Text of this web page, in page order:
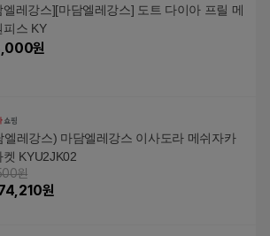
엘레강스][마담엘레강스] 도트 다이아 프릴 메
피스 KY
원
엘레강스) 마담엘레강스 이사도라 메쉬자카
켓 KYU2JK02
원
원